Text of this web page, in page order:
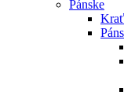
Pánske